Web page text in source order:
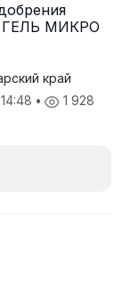
МИКРО
край
• 1 928